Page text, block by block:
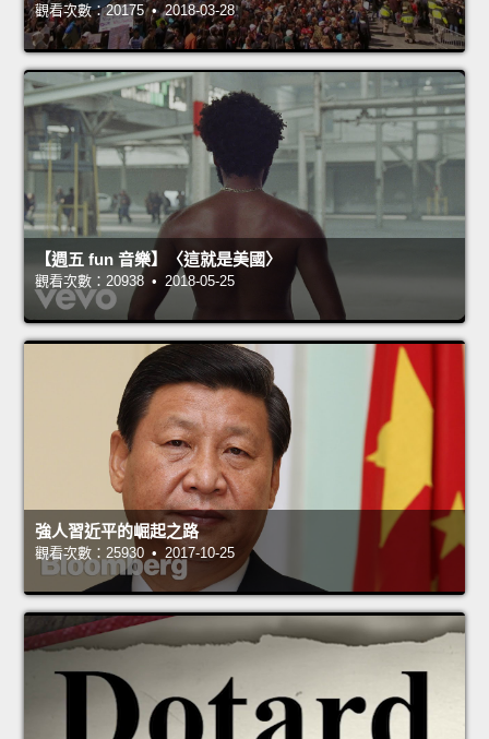
觀看次數：20175 • 2018-03-28
【週五 fun 音樂】〈這就是美國〉
觀看次數：20938 • 2018-05-25
強人習近平的崛起之路
觀看次數：25930 • 2017-10-25